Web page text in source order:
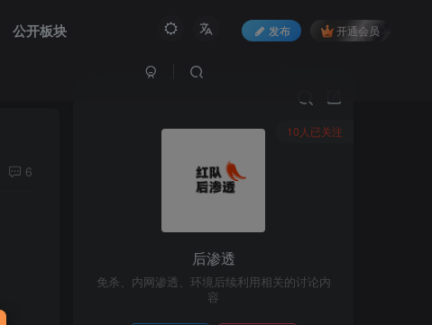
公开板块 发布 开通会员
6
10人已关注
后渗透
免杀、内网渗透、环境后续利用相关的讨论内
容